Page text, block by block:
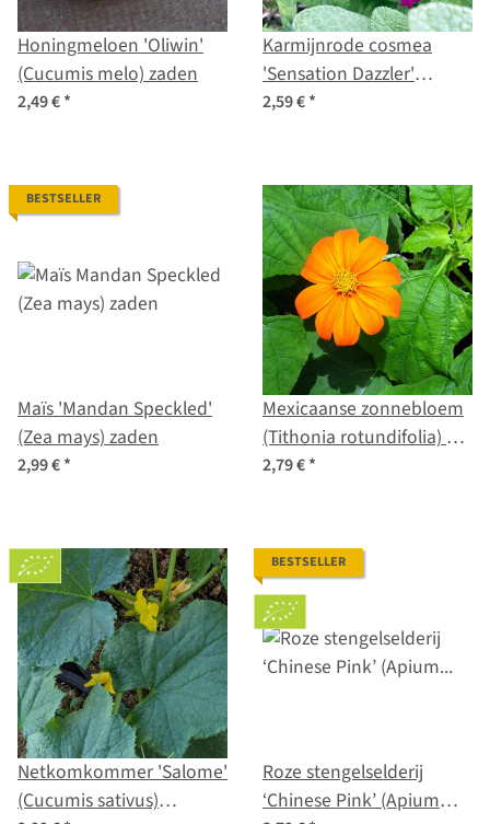
Honingmeloen 'Oliwin'
(Cucumis melo) zaden
2,49 €*
Karmijnrode cosmea
'Sensation Dazzler'
(Cosmos bipinnatus)
2,59 €*
BESTSELLER
Maïs 'Mandan Speckled'
(Zea mays) zaden
2,99 €*
Mexicaanse zonnebloem
(Tithonia rotundifolia) –
zaad
2,79 €*
Netkomkommer 'Salome'
(Cucumis sativus)
BESTSELLER
Roze stengelselderij
‘Chinese Pink’ (Apium